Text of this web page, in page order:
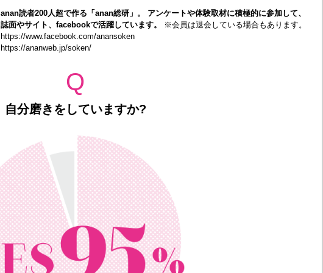
anan読者200人超で作る「anan総研」。 アンケートや体験取材に積極的に参加して、
誌面やサイト、facebookで活躍しています。
※会員は退会している場合もあります。
https://www.facebook.com/anansoken
https://ananweb.jp/soken/
Q
自分磨きをしていますか?